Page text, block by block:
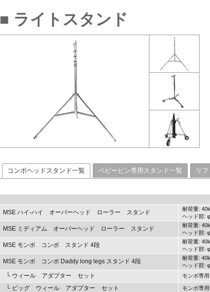
■ ライトスタンド
コンボヘッドスタンド一覧 ベビーピン専用スタンド一覧 リ
MSE ハイ-ハイ オーバーヘッド ローラー スタンド
耐荷重:
ヘッド部:
MSE ミディアム オーバーヘッド ローラー スタンド
耐荷重:
ヘッド部:
MSE モンボ コンボ スタンド 4段
耐荷重:
ヘッド部:
MSE モンボ コンボ Daddy long legs スタンド 4段
耐荷重:
ヘッド部:
└ ウィール アダプター セット モンボ専
└ ビッグ ウィール アダプター セット モンボ専